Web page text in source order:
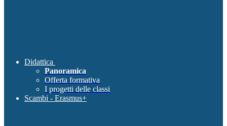
Didattica
Panoramica
Offerta formativa
I progetti delle classi
Scambi - Erasmus+